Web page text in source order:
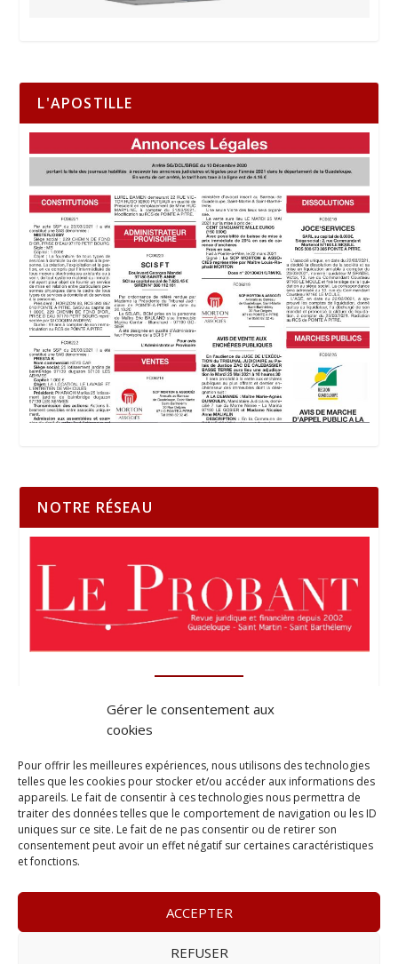
Gérer le consentement aux
cookies
Pour offrir les meilleures expériences, nous utilisons des technologies
telles que les cookies pour stocker et/ou accéder aux informations des
appareils. Le fait de consentir à ces technologies nous permettra de
traiter des données telles que le comportement de navigation ou les ID
uniques sur ce site. Le fait de ne pas consentir ou de retirer son
consentement peut avoir un effet négatif sur certaines caractéristiques
et fonctions.
ACCEPTER
REFUSER
L'APOSTILLE
NOTRE RÉSEAU
– www.lapostille.fr –